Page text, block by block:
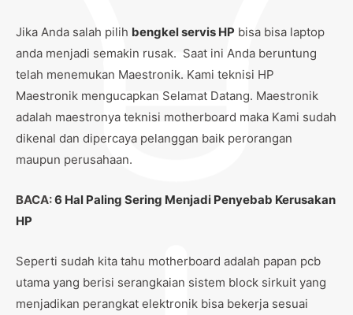
Jika Anda salah pilih bengkel servis HP bisa bisa laptop
anda menjadi semakin rusak. Saat ini Anda beruntung
telah menemukan Maestronik. Kami teknisi HP
Maestronik mengucapkan Selamat Datang. Maestronik
adalah maestronya teknisi motherboard maka Kami sudah
dikenal dan dipercaya pelanggan baik perorangan
maupun perusahaan.
BACA:6 Hal Paling Sering Menjadi Penyebab Kerusakan
HP
Seperti sudah kita tahu motherboard adalah papan pcb
utama yang berisi serangkaian sistem block sirkuit yang
menjadikan perangkat elektronik bisa bekerja sesuai